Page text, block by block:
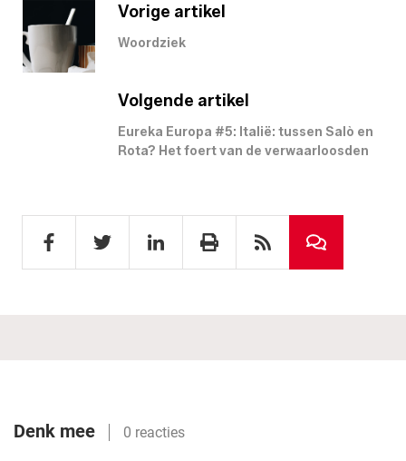
Vorige artikel
Woordziek
Volgende artikel
Eureka Europa #5: Italië: tussen Salò en
Rota? Het foert van de verwaarloosden